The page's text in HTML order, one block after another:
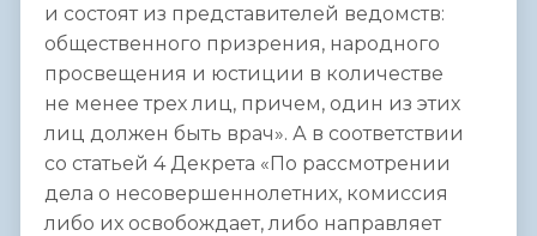
и состоят из представителей ведомств:
общественного призрения, народного
просвещения и юстиции в количестве
не менее трех лиц, причем, один из этих
лиц должен быть врач». А в соответствии
со статьей 4 Декрета «По рассмотрении
дела о несовершеннолетних, комиссия
либо их освобождает, либо направляет